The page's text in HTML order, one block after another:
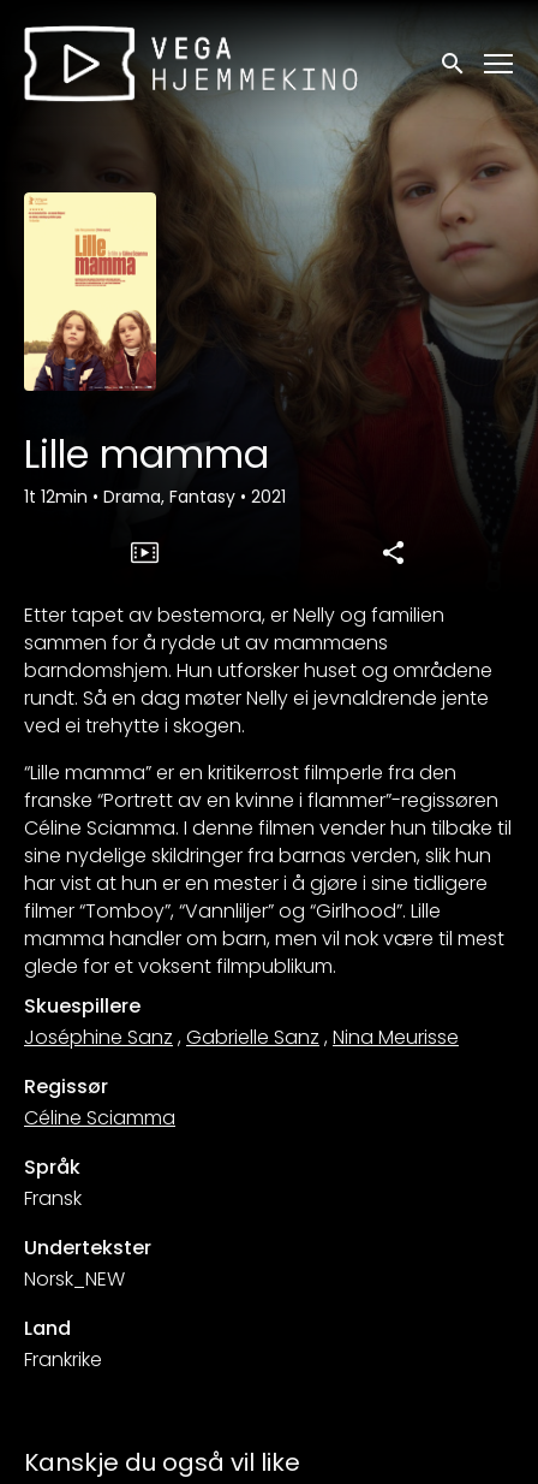
Tilgjengelighetslenker
Søk
Lille mamma
1t 12min • Drama, Fantasy • 2021
Etter tapet av bestemora, er Nelly og familien
sammen for å rydde ut av mammaens
barndomshjem. Hun utforsker huset og områdene
rundt. Så en dag møter Nelly ei jevnaldrende jente
ved ei trehytte i skogen.
“Lille mamma” er en kritikerrost filmperle fra den
franske “Portrett av en kvinne i flammer”-regissøren
Céline Sciamma. I denne filmen vender hun tilbake til
sine nydelige skildringer fra barnas verden, slik hun
har vist at hun er en mester i å gjøre i sine tidligere
filmer “Tomboy”, “Vannliljer” og “Girlhood”. Lille
mamma handler om barn, men vil nok være til mest
glede for et voksent filmpublikum.
Skuespillere
Joséphine Sanz ,Gabrielle Sanz ,Nina Meurisse
Regissør
Céline Sciamma
Språk
Fransk
Undertekster
Norsk_NEW
Land
Frankrike
Kanskje du også vil like